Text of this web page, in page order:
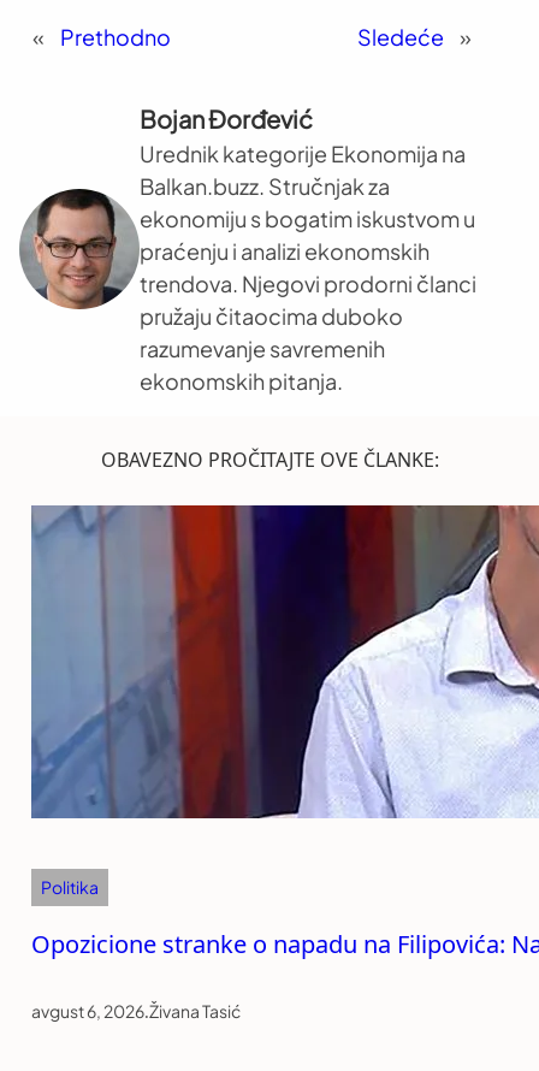
« Prethodno Sledeće »
Bojan Đorđević
Urednik kategorije Ekonomija na
Balkan.buzz. Stručnjak za
ekonomiju s bogatim iskustvom u
praćenju i analizi ekonomskih
trendova. Njegovi prodorni članci
pružaju čitaocima duboko
razumevanje savremenih
ekonomskih pitanja.
OBAVEZNO PROČITAJTE OVE ČLANKE:
Politika
Opozicione stranke o napadu na Filipovića:
avgust 6, 2026.Živana Tasić